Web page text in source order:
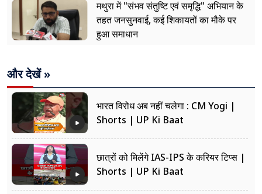
मथुरा में "संभव संतुष्टि एवं समृद्धि" अभियान के
तहत जनसुनवाई, कई शिकायतों का मौके पर
हुआ समाधान
और देखें »
भारत विरोध अब नहीं चलेगा : CM Yogi |
Shorts | UP Ki Baat
छात्रों को मिलेंगे IAS-IPS के करियर टिप्स |
Shorts | UP Ki Baat